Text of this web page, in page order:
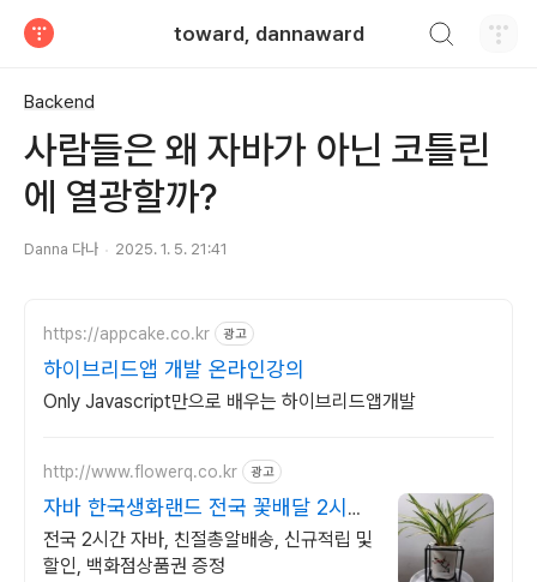
toward, dannaward
Backend
사람들은 왜 자바가 아닌 코틀린
에 열광할까?
Danna 다나 2025. 1. 5. 21:41
https://appcake.co.kr 광고
하이브리드앱 개발 온라인강의
Only Javascript만으로 배우는 하이브리드앱개발
http://www.flowerq.co.kr 광고
자바 한국생화랜드 전국 꽃배달 2시간
배송
전국 2시간 자바, 친절총알배송, 신규적립 및
할인, 백화점상품권 증정